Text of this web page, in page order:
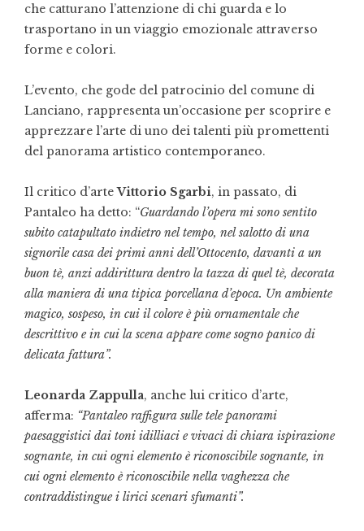
che catturano l’attenzione di chi guarda e lo
trasportano in un viaggio emozionale attraverso
forme e colori.
L’evento, che gode del patrocinio del comune di
Lanciano, rappresenta un’occasione per scoprire e
apprezzare l’arte di uno dei talenti più promettenti
del panorama artistico contemporaneo.
Il critico d’arteVittorio Sgarbi, in passato, di
Pantaleo ha detto: “Guardando l’opera mi sono sentito
subito catapultato indietro nel tempo, nel salotto di una
signorile casa dei primi anni dell’Ottocento, davanti a un
buon tè, anzi addirittura dentro la tazza di quel tè, decorata
alla maniera di una tipica porcellana d’epoca. Un ambiente
magico, sospeso, in cui il colore è più ornamentale che
descrittivo e in cui la scena appare come sogno panico di
delicata fattura”.
Leonarda Zappulla, anche lui critico d’arte,
afferma: “Pantaleo raffigura sulle tele panorami
paesaggistici dai toni idilliaci e vivaci di chiara ispirazione
sognante, in cui ogni elemento è riconoscibile sognante, in
cui ogni elemento è riconoscibile nella vaghezza che
contraddistingue i lirici scenari sfumanti”.